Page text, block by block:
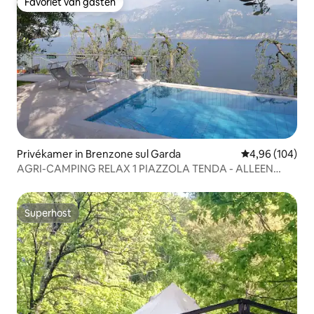
Favoriet van gasten
Privékamer in Brenzone sul Garda Gemiddelde
4,96 (104)
AGRI-CAMPING RELAX 1 PIAZZOLA TENDA - ALLEEN
Superhost
Superhost